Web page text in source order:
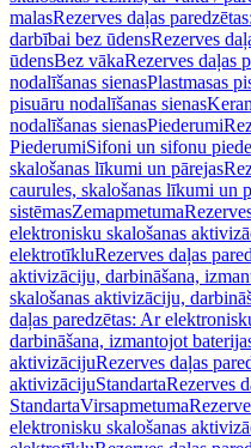
malasRezerves daļas
darbībai bez ūdensRezerves
ūdensBez vākaRezerves daļas
nodalīšanas sienasPlastmasas
pisuāru nodalīšanas sienas
nodalīšanas sienasPiederumi
PiederumiSifoni un sifonu
skalošanas līkumi un pārejas
caurules, skalošanas līkumi un
sistēmasZemapmetuma
elektronisku skalošanas
elektrotīkluRezerves daļas
aktivizāciju, darbināšana,
skalošanas aktivizāciju,
daļas paredzētas: Ar
darbināšana, izmantojot
aktivizācijuRezerves daļas
aktivizācijuStandartaRezerves
StandartaVirsapmetuma
elektronisku skalošanas